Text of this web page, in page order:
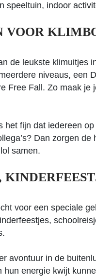
speeltuin, indoor
VOOR
de leukste klimuitjes
niveaus, een
Free Fall. Zo maak
het fijn dat iedereen
Dan zorgen
samen.
voor een speciale
avontuur in de
hun energie kwijt